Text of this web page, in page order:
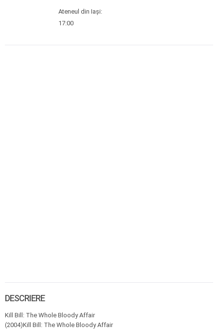
Ateneul din Iași:
17:00
DESCRIERE
Kill Bill: The Whole Bloody Affair
(2004)Kill Bill: The Whole Bloody Affair